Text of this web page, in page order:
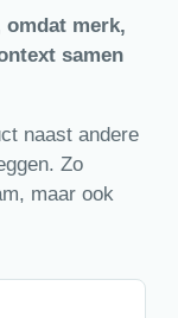
omdat merk,
samen
naast andere
Zo
maar ook